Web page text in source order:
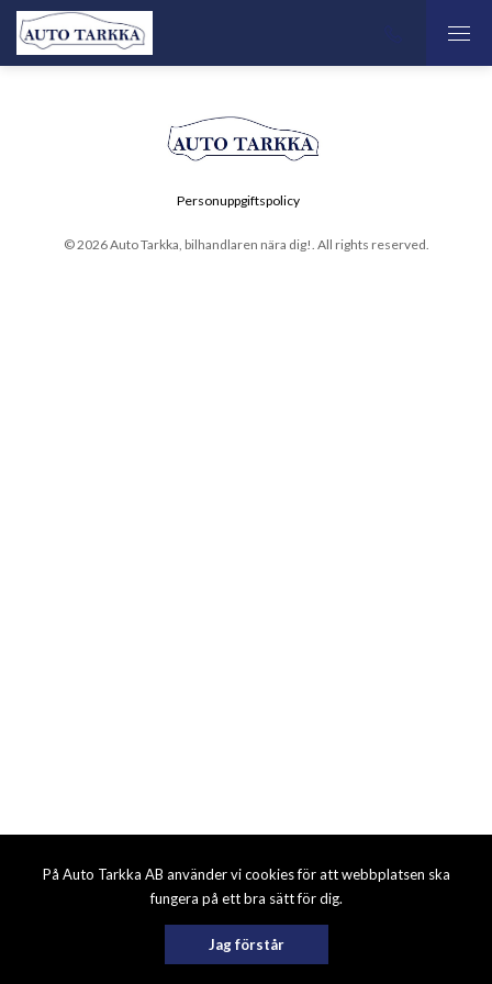
På Auto Tarkka AB använder vi cookies för att webbplatsen ska
fungera på ett bra sätt för dig.
Jag förstår
© 2026 Auto Tarkka, bilhandlaren nära dig!. All rights reserved.
Personuppgiftspolicy